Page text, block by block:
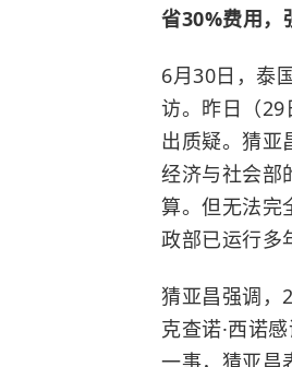
省30%费用，
6月30日，泰
访。昨日（
出质疑。猜亚
经济与社会部
算。但无法完
政部已运行多
猜亚昌强调，
克查诺·西诺
一事，猜亚昌